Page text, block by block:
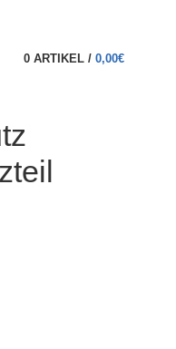
0 ARTIKEL / 0,00€